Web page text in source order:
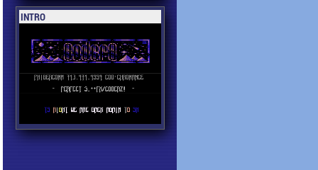
INTRO